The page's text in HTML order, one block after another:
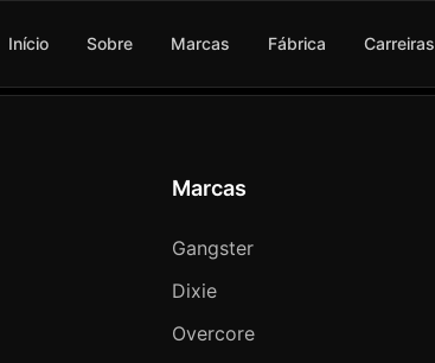
Início Sobre Marcas Fábrica Carreiras
Marcas
Gangster
Dixie
Overcore